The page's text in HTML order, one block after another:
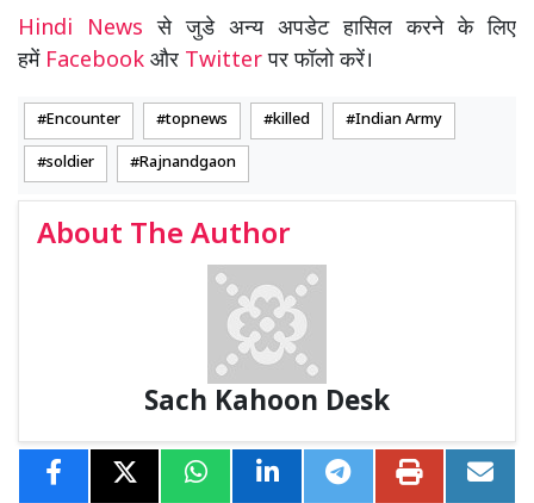
Hindi Newsसे जुडे अन्य अपडेट हासिल करने के लिए
हमें Facebook और Twitterपर फॉलो करें।
Encounter topnews killed Indian Army
soldier Rajnandgaon
About The Author
Sach Kahoon Desk